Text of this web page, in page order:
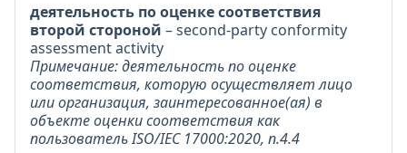
деятельность по оценке соответствия
второй стороной – second-party conformity
assessment activity
Примечание: деятельность по оценке
соответствия, которую осуществляет лицо
или организация, заинтересованное(ая) в
объекте оценки соответствия как
пользователь ISO/IEC 17000:2020, п.4.4